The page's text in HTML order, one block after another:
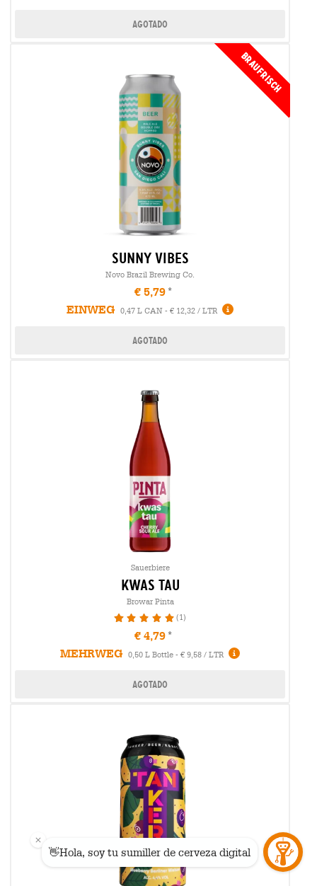
Agotado
Braufrisch
sunny vibes
Novo Brazil Brewing Co.
€ 5,79
EINWEG
0,47 L CAN - € 12,32 / LTR
Agotado
Sauerbiere
kwas tau
Browar Pinta
100% (1)
€ 4,79
MEHRWEG
0,50 L Bottle - € 9,58 / LTR
Agotado